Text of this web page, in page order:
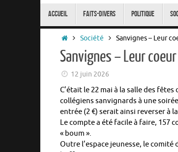
Accueil Faits-Divers Politique
Accueil
Société Sanvignes – Leur
Sanvignes – Leur
12 juin 2026
C’était le 22 mai à la salle des
collégiens sanvignards à une
entrée (2 €) serait ainsi reverser à
Le compte a été facile à faire, 157
« boum ».
Outre l’espace jeunesse, le